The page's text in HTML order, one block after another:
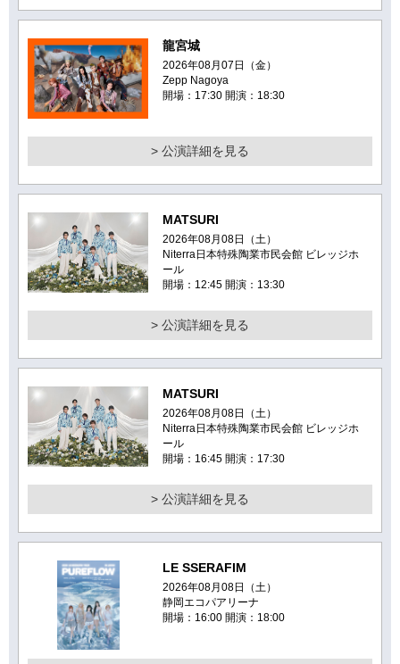
龍宮城
2026年08月07日（金）
Zepp Nagoya
開場：17:30 開演：18:30
> 公演詳細を見る
MATSURI
2026年08月08日（土）
Niterra日本特殊陶業市民会館 ビレッジホ
ール
開場：12:45 開演：13:30
> 公演詳細を見る
MATSURI
2026年08月08日（土）
Niterra日本特殊陶業市民会館 ビレッジホ
ール
開場：16:45 開演：17:30
> 公演詳細を見る
LE SSERAFIM
2026年08月08日（土）
静岡エコパアリーナ
開場：16:00 開演：18:00